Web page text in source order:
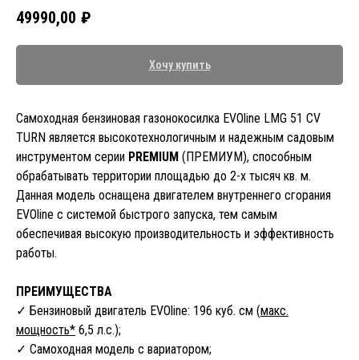
49990,00 ₽
Хочу купить
Самоходная бензиновая газонокосилка EVOline LMG 51 CV
TURN является высокотехнологичным и надежным садовым
инструментом серии PREMIUM (ПРЕМИУМ), способным
обрабатывать территории площадью до 2-х тысяч кв. м.
Данная модель оснащена двигателем внутреннего сгорания
EVOline с системой быстрого запуска, тем самым
обеспечивая высокую производительность и эффективность
работы.
ПРЕИМУЩЕСТВА
✓ Бензиновый двигатель EVOline: 196 куб. см (макс.
мощность* 6,5 л.с.);
✓ Самоходная модель с вариатором;